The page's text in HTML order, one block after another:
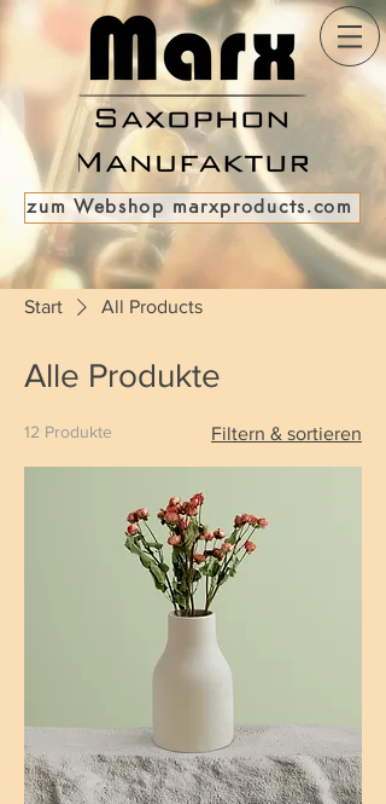
zum Webshop marxproducts.com
Start All Products
Alle Produkte
12 Produkte Filtern & sortieren